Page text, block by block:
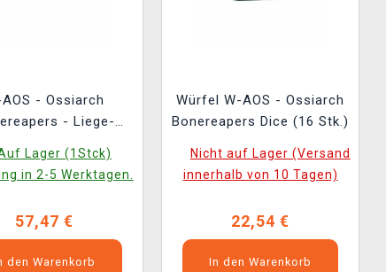
- Ossiarch
- Liege-
Figur)
Lager (1Stck)
in 2-5 Werktagen.
57,47 €
den Warenkorb
Würfel W-AOS - Ossiarch
Bonereapers Dice (16 Stk.)
Nicht auf Lager (Versand
innerhalb von 10 Tagen)
22,54 €
In den Warenkorb